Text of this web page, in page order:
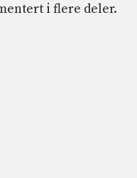
i flere deler.